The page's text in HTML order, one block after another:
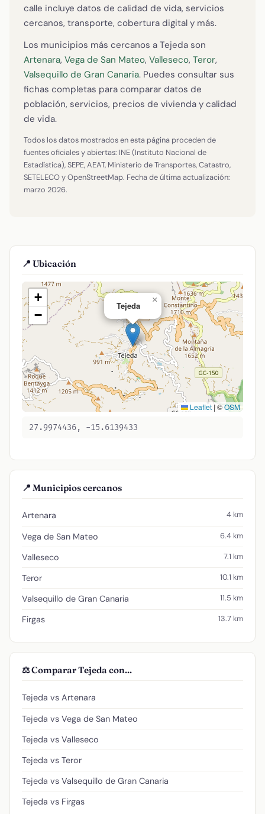
calle incluye datos de calidad de vida, servicios
cercanos, transporte, cobertura digital y más.
Los municipios más cercanos a Tejeda son
Artenara, Vega de San Mateo, Valleseco, Teror,
Valsequillo de Gran Canaria. Puedes consultar sus
fichas completas para comparar datos de
población, servicios, precios de vivienda y calidad
de vida.
Todos los datos mostrados en esta página proceden de
fuentes oficiales y abiertas: INE (Instituto Nacional de
Estadística), SEPE, AEAT, Ministerio de Transportes, Catastro,
SETELECO y OpenStreetMap. Fecha de última actualización:
marzo 2026.
📍 Ubicación
Tejeda
×
+
−
Leaflet | ©OSM
27.9974436, -15.6139433
📍 Municipios cercanos
Artenara 4 km
Vega de San Mateo 6.4 km
Valleseco 7.1 km
Teror 10.1 km
Valsequillo de Gran Canaria 11.5 km
Firgas 13.7 km
⚖️ Comparar Tejeda con...
Tejeda vs Artenara
Tejeda vs Vega de San Mateo
Tejeda vs Valleseco
Tejeda vs Teror
Tejeda vs Valsequillo de Gran Canaria
Tejeda vs Firgas